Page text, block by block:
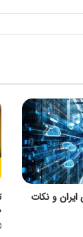
و نکات